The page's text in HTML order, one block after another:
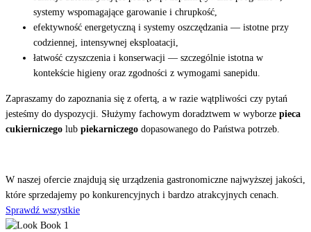
systemy wspomagające garowanie i chrupkość,
efektywność energetyczną i systemy oszczędzania — istotne przy
codziennej, intensywnej eksploatacji,
łatwość czyszczenia i konserwacji — szczególnie istotna w
kontekście higieny oraz zgodności z wymogami sanepidu.
Zapraszamy do zapoznania się z ofertą, a w razie wątpliwości czy pytań
jesteśmy do dyspozycji. Służymy fachowym doradztwem w wyborze pieca
cukierniczego lub piekarniczego dopasowanego do Państwa potrzeb.
W naszej ofercie znajdują się urządzenia gastronomiczne najwyższej jakości,
które sprzedajemy po konkurencyjnych i bardzo atrakcyjnych cenach.
Sprawdź wszystkie